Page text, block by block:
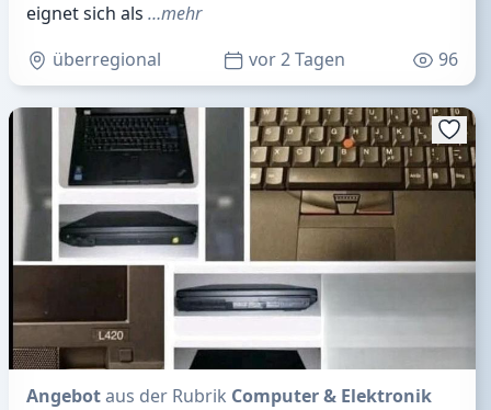
eignet sich als …mehr
überregional
vor 2 Tagen 96
Angebotaus der Rubrik Computer & Elektronik